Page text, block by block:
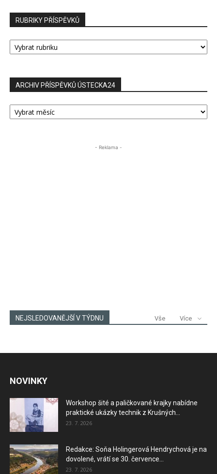
RUBRIKY PŘÍSPĚVKŮ
RUBRIKY
PŘÍSPĚVKŮ
ARCHIV PŘÍSPĚVKŮ ÚSTECKA24
ARCHIV
PŘÍSPĚVKŮ
- Reklama -
NEJSLEDOVANĚJŠÍ V TÝDNU Vše Více
NOVINKY
Workshop šité a paličkované krajky nabídne
praktické ukázky technik z Krušných...
23. 7. 2026
Redakce: Soňa Holingerová Hendrychová je na
dovolené, vrátí se 30. července...
23. 7. 2026